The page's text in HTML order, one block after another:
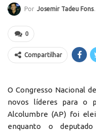
Por Josemir Tadeu Fonseca
0
Compartilhar
O Congresso Nacional
novos líderes para o
Alcolumbre (AP) foi
enquanto o